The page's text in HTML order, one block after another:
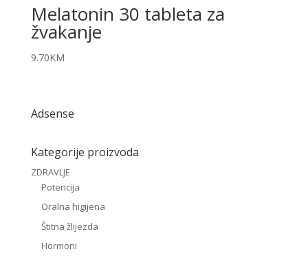
Melatonin 30 tableta za
žvakanje
9.70KM
Adsense
Kategorije proizvoda
ZDRAVLJE
Potencija
Oralna higijena
Štitna žlijezda
Hormoni